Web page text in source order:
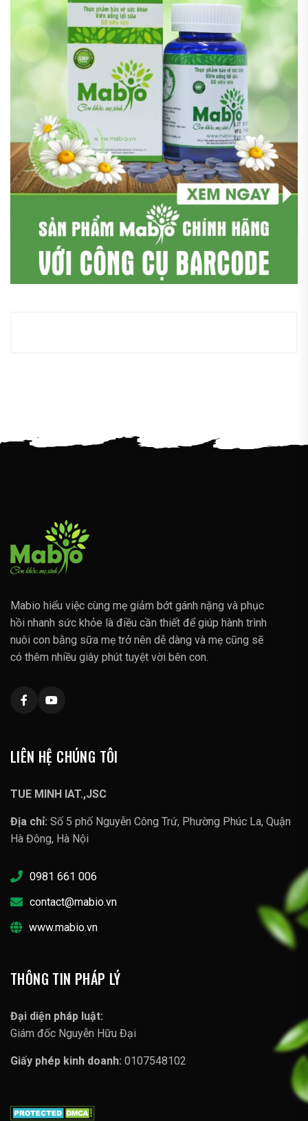
Mabio hiểu việc cùng mẹ giảm bớt gánh nặng và phục
hồi nhanh sức khỏe là điều cần thiết để giúp hành trình
nuôi con bằng sữa mẹ trở nên dễ dàng và mẹ cũng sẽ
có thêm nhiều giây phút tuyệt vời bên con.
LIÊN HỆ CHÚNG TÔI
TUE MINH IAT.,JSC
Địa chỉ: Số 5 phố Nguyễn Công Trứ, Phường Phúc La, Quận
Hà Đông, Hà Nội
0981 661 006
contact@mabio.vn
www.mabio.vn
THÔNG TIN PHÁP LÝ
Đại diện pháp luật:
Giám đốc Nguyễn Hữu Đại
Giấy phép kinh doanh: 0107548102